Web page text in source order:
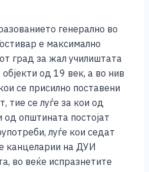
генерално во
е максимално
град за жал училиштата
од 19 век, а во нив
се присилно поставени
тие се луѓе за кои од
општината постојат
луѓе кои седат
канцеларии на ДУИ
во веќе испразнетите